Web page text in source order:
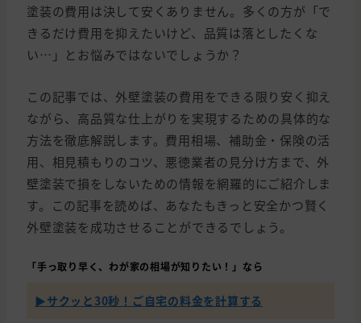
塗装の費用は決して安くありません。多くの方が「で
きるだけ費用を抑えたいけど、品質は落としたくな
い…」とお悩みではないでしょうか？
この記事では、外壁塗装の費用をできる限り安く抑え
ながら、高品質な仕上がりを実現するための具体的な
方法を徹底解説します。費用相場、補助金・保険の活
用、相見積もりのコツ、悪徳業者の見分け方まで、外
壁塗装で損をしないための情報を網羅的にご紹介しま
す。この記事を読めば、あなたもきっと安全かつ賢く
外壁塗装を成功させることができるでしょう。
「手っ取り早く、わが家の相場が知りたい！」なら
▶︎サクッと30秒！ご自宅の料金を計算する